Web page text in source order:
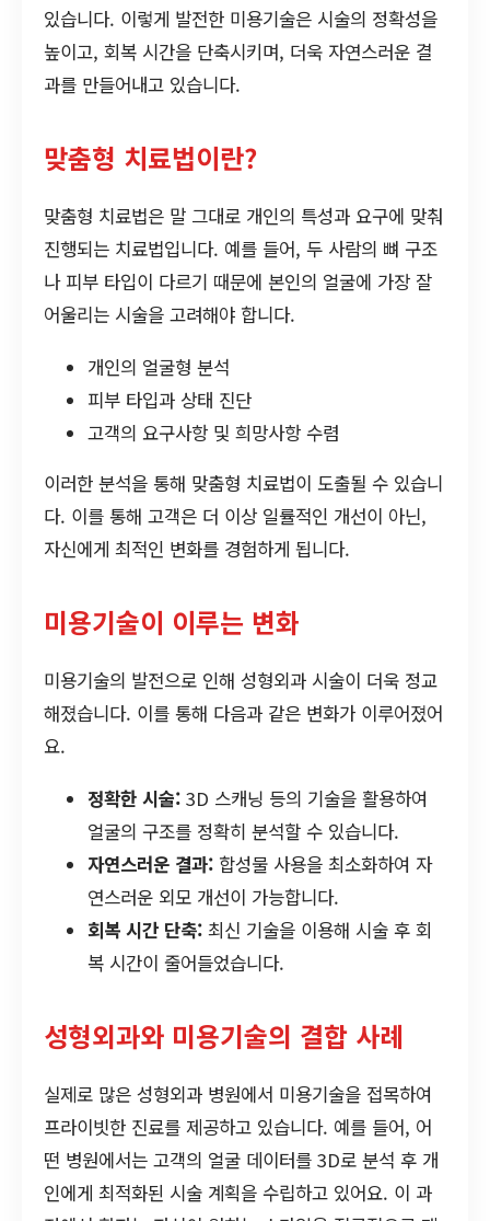
있습니다. 이렇게 발전한 미용기술은 시술의 정확성을
높이고, 회복 시간을 단축시키며, 더욱 자연스러운 결
과를 만들어내고 있습니다.
맞춤형 치료법이란?
맞춤형 치료법은 말 그대로 개인의 특성과 요구에 맞춰
진행되는 치료법입니다. 예를 들어, 두 사람의 뼈 구조
나 피부 타입이 다르기 때문에 본인의 얼굴에 가장 잘
어울리는 시술을 고려해야 합니다.
개인의 얼굴형 분석
피부 타입과 상태 진단
고객의 요구사항 및 희망사항 수렴
이러한 분석을 통해 맞춤형 치료법이 도출될 수 있습니
다. 이를 통해 고객은 더 이상 일률적인 개선이 아닌,
자신에게 최적인 변화를 경험하게 됩니다.
미용기술이 이루는 변화
미용기술의 발전으로 인해 성형외과 시술이 더욱 정교
해졌습니다. 이를 통해 다음과 같은 변화가 이루어졌어
요.
정확한 시술: 3D 스캐닝 등의 기술을 활용하여
얼굴의 구조를 정확히 분석할 수 있습니다.
자연스러운 결과: 합성물 사용을 최소화하여 자
연스러운 외모 개선이 가능합니다.
회복 시간 단축: 최신 기술을 이용해 시술 후 회
복 시간이 줄어들었습니다.
성형외과와 미용기술의 결합 사례
실제로 많은 성형외과 병원에서 미용기술을 접목하여
프라이빗한 진료를 제공하고 있습니다. 예를 들어, 어
떤 병원에서는 고객의 얼굴 데이터를 3D로 분석 후 개
인에게 최적화된 시술 계획을 수립하고 있어요. 이 과